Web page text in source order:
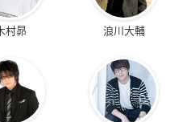
村昴 浪川大輔